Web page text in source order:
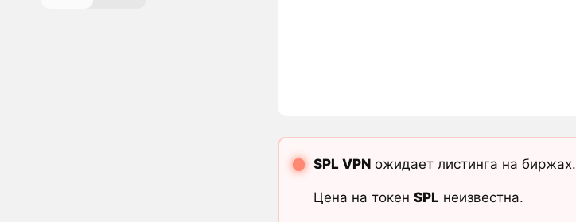
SPL VPNожидает листинга на биржах.
Цена на токен SPL неизвестна.